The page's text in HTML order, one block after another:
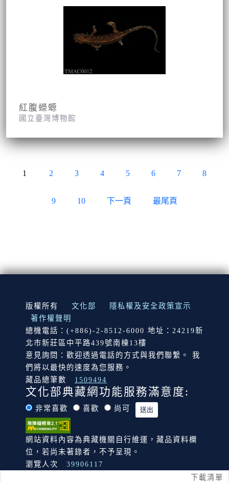
下載清單
紅腹蠑螈
國立臺灣博物館
1 2 3 4 5 6 7 8
9 10 下一頁 最尾頁
:::
版權所有 文化部
隱私權及安全政策宣示
著作權聲明
總機電話：(+886)-2-8512-6000 地址：24219新
北市新莊區中平路439號南棟13樓
意見詢問：歡迎透過電話的方式與我們聯繫。 我
們將以最快的速度為您服務。
藏品總筆數
1509494
文化部典藏網功能服務滿意度:
非常喜歡 喜歡 尚可
網站資料內容為典藏機關自行維運，藏品資料欄
位，若尚未著錄者，不予呈現。
瀏覽人次
39906117